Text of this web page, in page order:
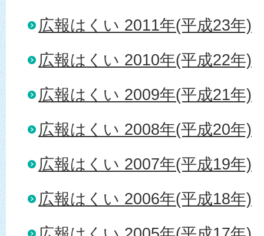
広報はくい 2011年(平成23年)
広報はくい 2010年(平成22年)
広報はくい 2009年(平成21年)
広報はくい 2008年(平成20年)
広報はくい 2007年(平成19年)
広報はくい 2006年(平成18年)